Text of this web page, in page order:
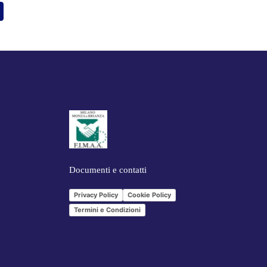
Documenti e contatti
Privacy Policy
Cookie Policy
Termini e Condizioni